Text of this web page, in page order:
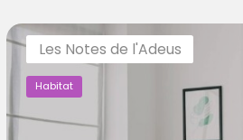
Les Notes de l'Adeus
Habitat